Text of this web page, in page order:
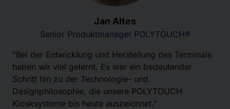
Jan Altes
Senior Produktmanager POLYTOUCH®
"Bei der Entwicklung und Herstellung des Terminals
haben wir viel gelernt. Es war ein bedeutender
Schritt hin zu der Technologie- und
Designphilosophie, die unsere POLYTOUCH
Kiosksysteme bis heute auszeichnet."